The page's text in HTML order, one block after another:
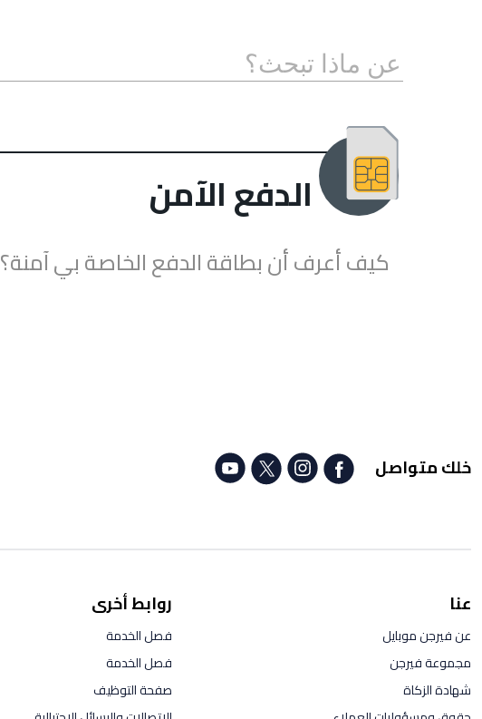
الدفع الآمن
كيف أعرف أن بطاقة الدفع الخاصة بي آمنة؟
خلك متواصل
عنا
عن فيرجن موبايل
مجموعة فيرجن
شهادة الزكاة
روابط أخرى
فصل الخدمة
فصل الخدمة
صفحة التوظيف